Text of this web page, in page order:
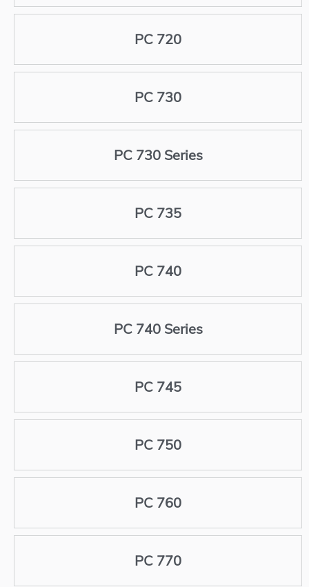
PC 720
PC 730
PC 730 Series
PC 735
PC 740
PC 740 Series
PC 745
PC 750
PC 760
PC 770